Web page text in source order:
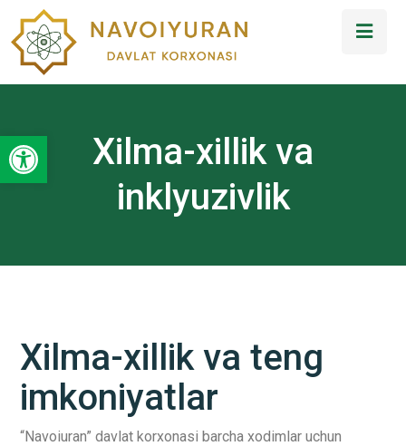
Open toolbar
Xilma-xillik va
inklyuzivlik
Xilma-xillik va teng
imkoniyatlar
“Navoiuran” davlat korxonasi barcha xodimlar uchun